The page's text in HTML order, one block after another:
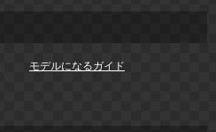
モデルになるガイド